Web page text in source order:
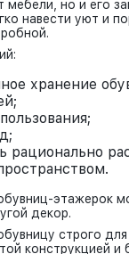
мебели, но и его
навести уют и
хранение
рационально
этажерок
декор.
строго для
конструкцией и